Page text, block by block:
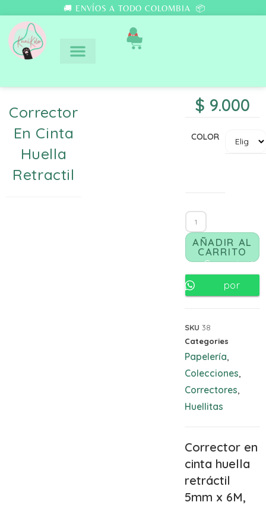
🚚 ENVÍOS A TODO COLOMBIA 📦
0
Corrector
En Cinta
Huella
Retractil
$ 9.000
COLOR
AÑADIR AL
CARRITO
Comunicate
por
SKU 38
Categories
Papelería
Colecciones
Correctores
Huellitas
Corrector en
cinta huella
retráctil
5mm x 6M,